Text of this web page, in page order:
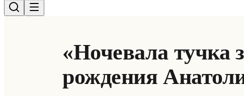
«Ночевала тучка
рождения